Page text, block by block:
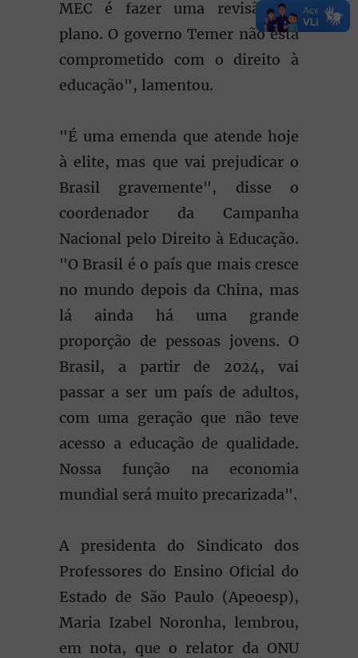
MEC é fazer uma revisão no
plano. O governo Temer não está
comprometido com o direito à
educação", lamentou.
"É uma emenda que atende hoje
à elite, mas que vai prejudicar o
Brasil gravemente", disse o
coordenador da Campanha
Nacional pelo Direito à Educação.
"O Brasil é o país que mais cresce
no mundo depois da China, mas
lá ainda há uma grande
proporção de pessoas jovens. O
Brasil, a partir de 2024, vai
passar a ser um país de adultos,
com uma geração que não teve
acesso a educação de qualidade.
Nossa função na economia
mundial será muito precarizada".
A presidenta do Sindicato dos
Professores do Ensino Oficial do
Estado de São Paulo (Apeoesp),
Maria Izabel Noronha, lembrou,
em nota, que o relator da ONU